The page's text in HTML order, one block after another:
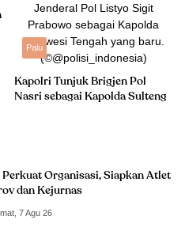
Palu
Kapolri Tunjuk Brigjen Pol
Nasri sebagai Kapolda Sulteng
Organisasi, Siapkan Atlet
dan Kejurnas
7 Agu 26